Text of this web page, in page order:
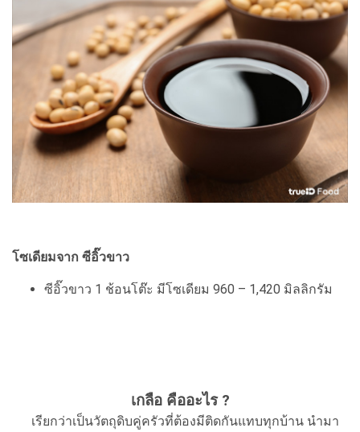
โซเดียมจาก ซีอิ๊วขาว
ซีอิ๊วขาว 1 ช้อนโต๊ะ มีโซเดียม 960 – 1,420 มิลลิกรัม
เกลือ คืออะไร ?
เรียกว่าเป็นวัตถุดิบคู่ครัวที่ต้องมีติดกันแทบทุกบ้าน นำมา